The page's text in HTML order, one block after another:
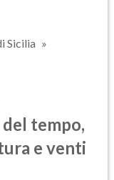
Sicilia
tempo,
e venti